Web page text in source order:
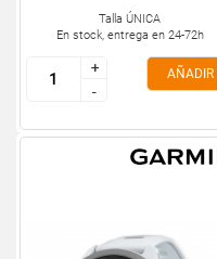
Talla ÚNICA
En stock, entrega en 24-72h
+
-
+
-
AÑADIR